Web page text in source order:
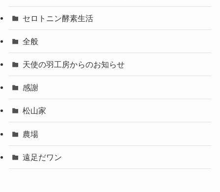
セロトニン酵素生活
全般
天使の羽工房からのお知らせ
感謝
松山家
農場
遠足だワン